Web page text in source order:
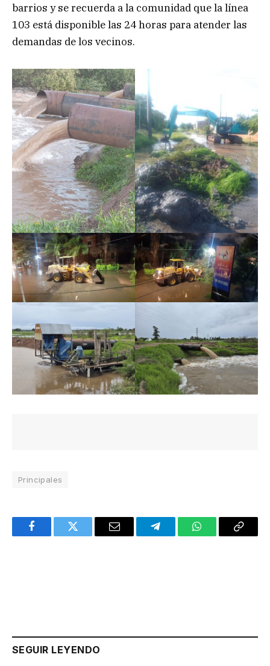
barrios y se recuerda a la comunidad que la línea
103 está disponible las 24 horas para atender las
demandas de los vecinos.
Principales
FacebookTwitter Email TelegramWhatsAppCopy
SEGUIR LEYENDO